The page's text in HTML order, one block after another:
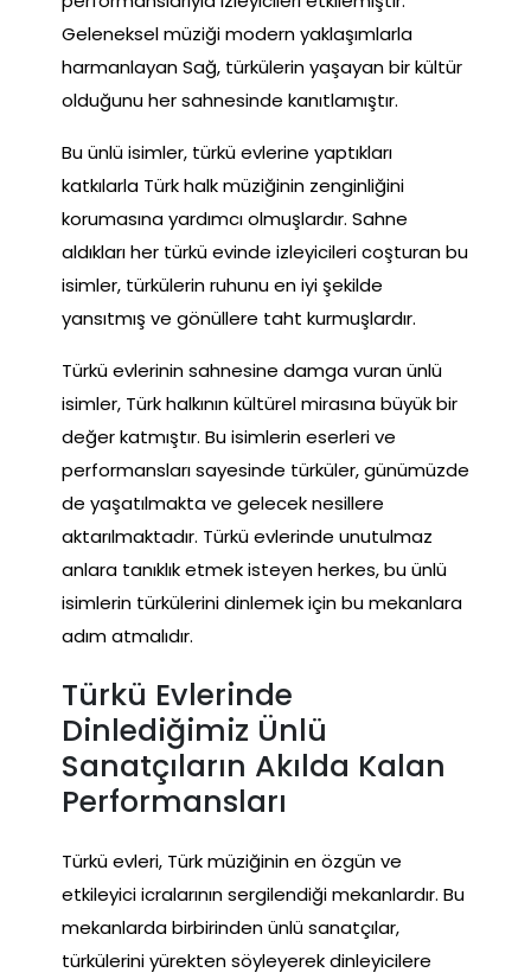
Geleneksel müziği modern yaklaşımlarla
harmanlayan Sağ, türkülerin yaşayan bir kültür
olduğunu her sahnesinde kanıtlamıştır.
Bu ünlü isimler, türkü evlerine yaptıkları
katkılarla Türk halk müziğinin zenginliğini
korumasına yardımcı olmuşlardır. Sahne
aldıkları her türkü evinde izleyicileri coşturan bu
isimler, türkülerin ruhunu en iyi şekilde
yansıtmış ve gönüllere taht kurmuşlardır.
Türkü evlerinin sahnesine damga vuran ünlü
isimler, Türk halkının kültürel mirasına büyük bir
değer katmıştır. Bu isimlerin eserleri ve
performansları sayesinde türküler, günümüzde
de yaşatılmakta ve gelecek nesillere
aktarılmaktadır. Türkü evlerinde unutulmaz
anlara tanıklık etmek isteyen herkes, bu ünlü
isimlerin türkülerini dinlemek için bu mekanlara
adım atmalıdır.
Türkü Evlerinde
Dinlediğimiz Ünlü
Sanatçıların Akılda Kalan
Performansları
Türkü evleri, Türk müziğinin en özgün ve
etkileyici icralarının sergilendiği mekanlardır. Bu
mekanlarda birbirinden ünlü sanatçılar,
türkülerini yürekten söyleyerek dinleyicilere